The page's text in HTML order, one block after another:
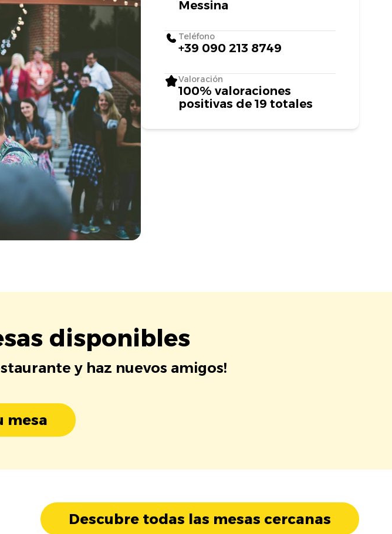
Messina
Teléfono
+39 090 213 8749
Valoración
100% valoraciones
positivas de 19 totales
disponibles
y haz nuevos amigos!
mesa
Descubre todas las mesas cercanas